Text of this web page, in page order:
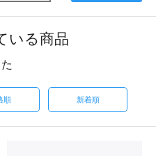
いる商品
順 新着順